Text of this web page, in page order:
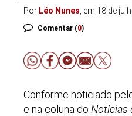
Por Léo Nunes , em 18 de
Comentar (0)
Conforme noticiado
e na coluna do Notícias